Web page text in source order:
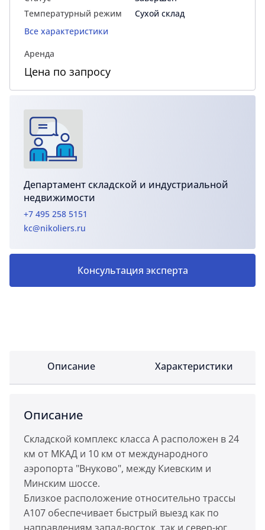
Температурный режим
Сухой склад
Все характеристики
Аренда
Цена по запросу
Департамент складской и индустриальной
недвижимости
+7 495 258 5151
kc@nikoliers.ru
Консультация эксперта
Описание Характеристики
Описание
Складской комплекс класса А расположен в 24
км от МКАД и 10 км от международного
аэропорта "Внуково", между Киевским и
Минским шоссе.
Близкое расположение относительно трассы
А107 обеспечивает быстрый выезд как по